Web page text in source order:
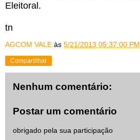
Eleitoral.
tn
AGCOM VALE às 5/21/2013 05:37:00 PM
Compartilhar
Nenhum comentário:
Postar um comentário
obrigado pela sua participação